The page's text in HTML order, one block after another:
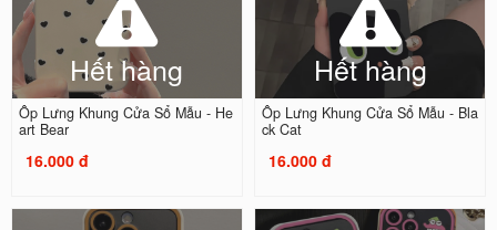
Hết hàng
Ốp Lưng Khung Cửa Sổ Mẫu - He
art Bear
16.000 đ
Hết hàng
Ốp Lưng Khung Cửa Sổ Mẫu - Bla
ck Cat
16.000 đ